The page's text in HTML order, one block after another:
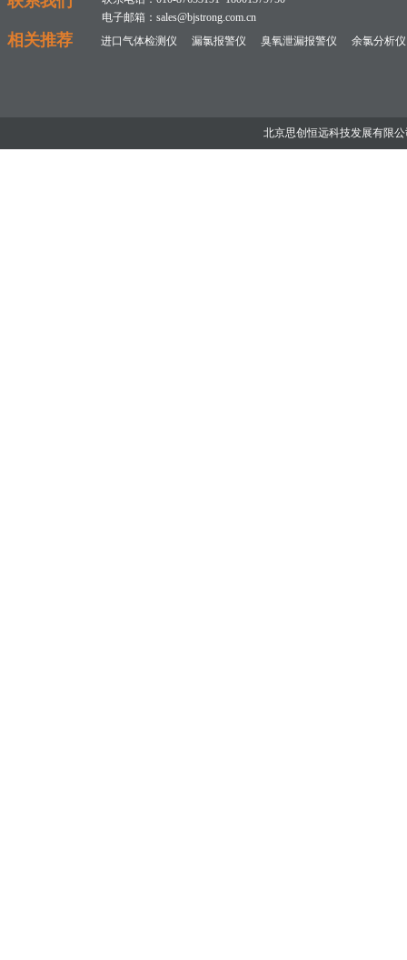
电子邮箱：sales@bjstrong.com.cn
相关推荐 进口气体检测仪 漏氯报警仪 臭氧泄漏报警仪 余氯分析仪
北京思创恒远科技发展有限